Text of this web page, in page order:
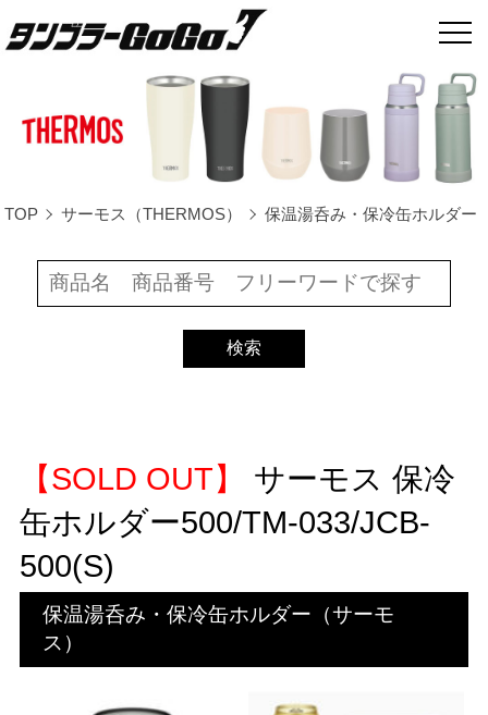
TOP サーモス（THERMOS） 保温湯呑み・保冷缶ホルダー
【SOLD OUT】
サーモス 保冷
缶ホルダー500/TM-033/JCB-
500(S)
保温湯呑み・保冷缶ホルダー（サーモ
ス）